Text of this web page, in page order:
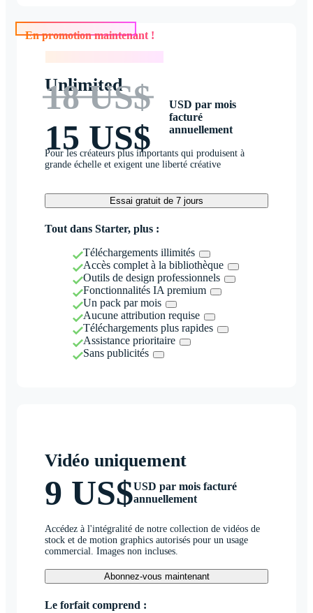
En promotion maintenant !
Unlimited
18 US$
15 US$
USD par mois
facturé
annuellement
Pour les créateurs plus importants qui produisent à
grande échelle et exigent une liberté créative
Essai gratuit de 7 jours
Tout dans Starter, plus :
Téléchargements illimités
Accès complet à la bibliothèque
Outils de design professionnels
Fonctionnalités IA premium
Un pack par mois
Aucune attribution requise
Téléchargements plus rapides
Assistance prioritaire
Sans publicités
Vidéo uniquement
9 US$USD par mois facturé
annuellement
Accédez à l'intégralité de notre collection de vidéos de
stock et de motion graphics autorisés pour un usage
commercial. Images non incluses.
Abonnez-vous maintenant
Le forfait comprend :